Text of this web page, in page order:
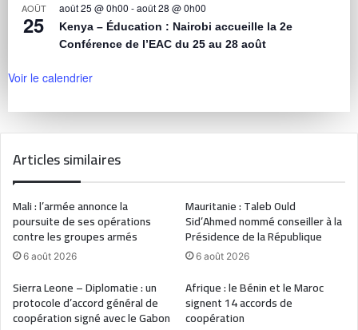
AOÛT
25
août 25 @ 0h00 -août 28 @ 0h00
Kenya – Éducation : Nairobi accueille la 2e
Conférence de l’EAC du 25 au 28 août
Voir le calendrier
Articles similaires
Mali : l’armée annonce la
poursuite de ses opérations
contre les groupes armés
6 août 2026
Mauritanie : Taleb Ould
Sid’Ahmed nommé conseiller à la
Présidence de la République
6 août 2026
Sierra Leone – Diplomatie : un
protocole d’accord général de
coopération signé avec le Gabon
Afrique : le Bénin et le Maroc
signent 14 accords de
coopération